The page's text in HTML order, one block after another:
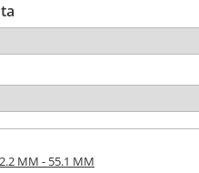
MM - 55.1 MM